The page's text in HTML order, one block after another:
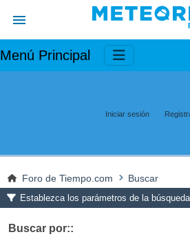
Menú Principal
Iniciar sesión
Foro de Tiempo.com Buscar
Establezca los parámetros de la búsqueda
Buscar por::